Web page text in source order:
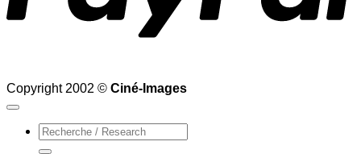
Copyright 2002 © Ciné-Images
Recherche
pour :